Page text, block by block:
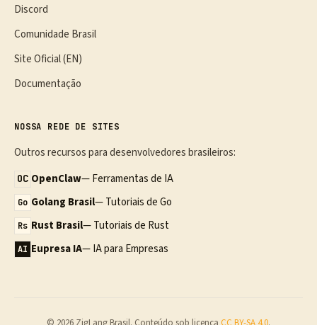
Discord
Comunidade Brasil
Site Oficial (EN)
Documentação
NOSSA REDE DE SITES
Outros recursos para desenvolvedores brasileiros:
OC OpenClaw— Ferramentas de IA
Go Golang Brasil— Tutoriais de Go
Rs Rust Brasil— Tutoriais de Rust
AI Eupresa IA— IA para Empresas